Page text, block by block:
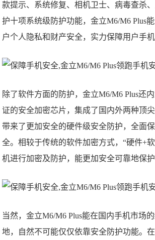
款提示、系统修复、相机卫士、病毒查杀
护十项系统级防护功能，金立M6/M6 Plus
户个人隐私和财产安全，实力保障用户手机
除了软件方面的防护，金立M6/M6 Plus还
证的安全加密芯片，集成了国内外两种顶
带来了更加安全的硬件级安全防护，全面
全。相较于传统的软件加密方式，“硬件+
机进行加密及防护，能更加安全可靠地保护
当然，金立M6/M6 Plus能在国内手机市场
地，自然不可能仅仅依靠安全防护功能。